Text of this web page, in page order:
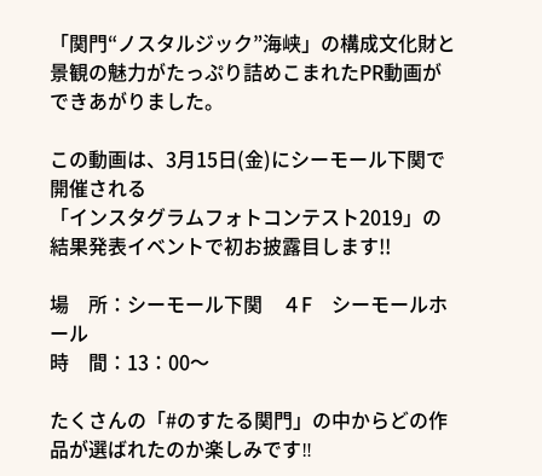
「関門“ノスタルジック”海峡」の構成文化財と
景観の魅力がたっぷり詰めこまれたPR動画が
できあがりました。
この動画は、3月15日(金)にシーモール下関で
開催される
「インスタグラムフォトコンテスト2019」の
結果発表イベントで初お披露目します!!
場 所：シーモール下関 ４F シーモールホ
ール
時 間：13：00～
たくさんの「#のすたる関門」の中からどの作
品が選ばれたのか楽しみです‼